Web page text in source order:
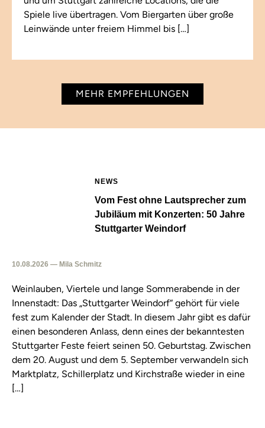
Spiele live übertragen. Vom Biergarten über große
Leinwände unter freiem Himmel bis […]
MEHR EMPFEHLUNGEN
NEWS
Vom Fest ohne Lautsprecher zum
Jubiläum mit Konzerten: 50 Jahre
Stuttgarter Weindorf
10.08.2026 — Mila Schmitz
Weinlauben, Viertele und lange Sommerabende in der
Innenstadt: Das „Stuttgarter Weindorf“ gehört für viele
fest zum Kalender der Stadt. In diesem Jahr gibt es dafür
einen besonderen Anlass, denn eines der bekanntesten
Stuttgarter Feste feiert seinen 50. Geburtstag. Zwischen
dem 20. August und dem 5. September verwandeln sich
Marktplatz, Schillerplatz und Kirchstraße wieder in eine
[…]